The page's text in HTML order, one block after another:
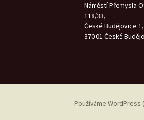
Náměstí Přemysla
118/33,
České Budějovice 1,
370 01 České
Používáme WordPress